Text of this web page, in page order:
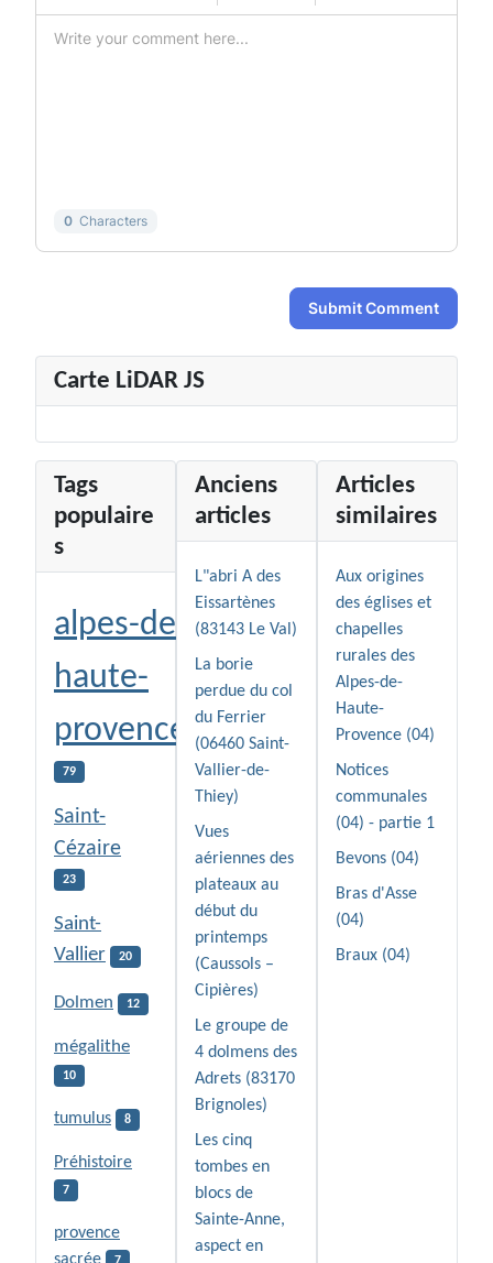
-
-
-
-
0 Characters
Submit Comment
Carte LiDAR JS
Tags
populaire
s
alpes-de-
haute-
provence
79
Saint-
Cézaire
23
Saint-
Vallier
20
Dolmen 12
mégalithe
10
tumulus 8
Préhistoire
7
provence
Anciens
articles
L"abri A des
Eissartènes
(83143 Le Val)
La borie
perdue du col
du Ferrier
(06460 Saint-
Vallier-de-
Thiey)
Vues
aériennes des
plateaux au
début du
printemps
(Caussols –
Cipières)
Le groupe de
4 dolmens des
Adrets (83170
Brignoles)
Les cinq
tombes en
blocs de
Sainte-Anne,
aspect en
Articles
similaires
Aux origines
des églises et
chapelles
rurales des
Alpes-de-
Haute-
Provence (04)
Notices
communales
(04) - partie 1
Bevons (04)
Bras d'Asse
(04)
Braux (04)